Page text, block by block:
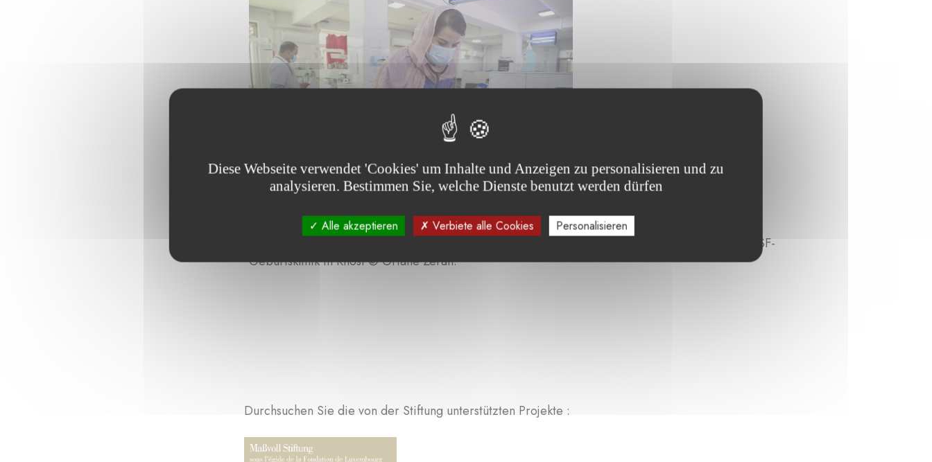
Die Kinderärzte von MSF kümmern sich um Neugeborene auf der Neonatologie-Station der MSF-
Geburtsklinik in Khost © Oriane Zerah.
Durchsuchen Sie die von der Stiftung unterstützten Projekte :
Diese Webseite verwendet 'Cookies' um Inhalte und Anzeigen zu personalisieren und zu
analysieren. Bestimmen Sie, welche Dienste benutzt werden dürfen
Alle akzeptieren Verbiete alle Cookies Personalisieren